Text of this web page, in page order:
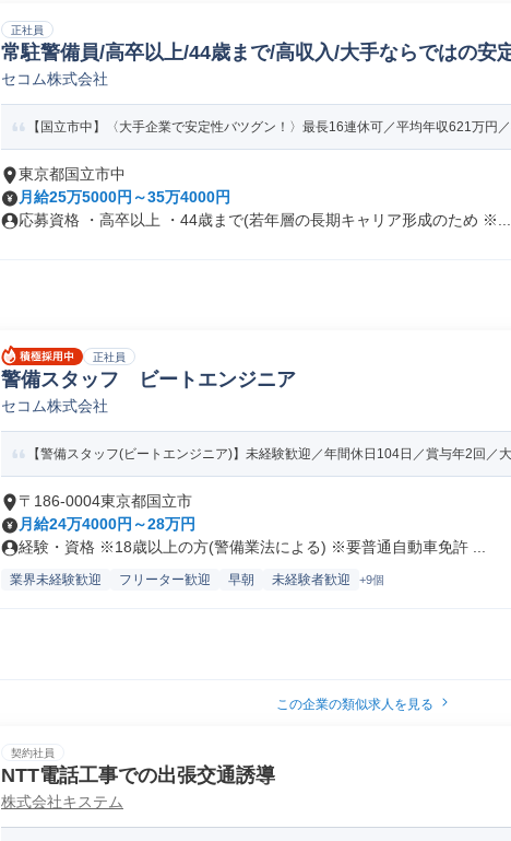
正社員
常駐警備員/高卒以上/44歳まで/高収入/大手ならではの安
セコム株式会社
【国立市中】〈大手企業で安定性バツグン！〉最長16連休可／平均年収621万円
東京都国立市中
月給25万5000円～35万4000円
応募資格 ・高卒以上 ・44歳まで(若年層の長期キャリア形成のため ※...
正社員
警備スタッフ ビートエンジニア
セコム株式会社
【警備スタッフ(ビートエンジニア)】未経験歓迎／年間休日104日／賞与年2回／
〒186-0004東京都国立市
月給24万4000円～28万円
経験・資格 ※18歳以上の方(警備業法による) ※要普通自動車免許 ...
業界未経験歓迎 フリーター歓迎 早朝 未経験者歓迎 +9個
この企業の類似求人を見る
契約社員
NTT電話工事での出張交通誘導
株式会社キステム